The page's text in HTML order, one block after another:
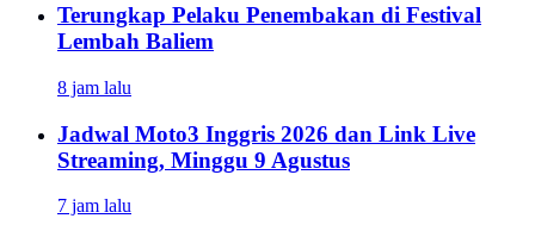
Terungkap Pelaku Penembakan di Festival
Lembah Baliem
8 jam lalu
Jadwal Moto3 Inggris 2026 dan Link Live
Streaming, Minggu 9 Agustus
7 jam lalu